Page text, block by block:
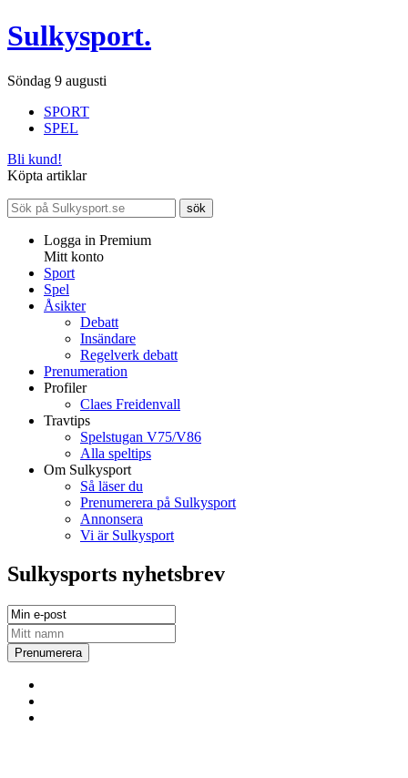
Sulkysport.
Söndag 9 augusti
SPORT
SPEL
Bli kund!
Köpta artiklar
Logga in Premium
Mitt konto
Sport
Spel
Åsikter
Debatt
Insändare
Regelverk debatt
Prenumeration
Profiler
Claes Freidenvall
Travtips
Spelstugan V75/V86
Alla speltips
Om Sulkysport
Så läser du
Prenumerera på Sulkysport
Annonsera
Vi är Sulkysport
Sulkysports nyhetsbrev